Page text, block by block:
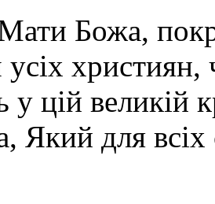
Божа,
християн,
у цій великій
Який для